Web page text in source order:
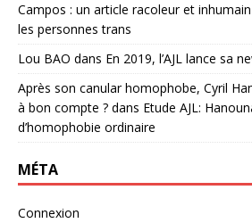
Campos : un article racoleur et inhumain
les personnes trans
Lou BAO dans En 2019, l’AJL lance sa
Après son canular homophobe, Cyril
à bon compte ? dans Etude AJL:
d’homophobie ordinaire
MÉTA
Connexion